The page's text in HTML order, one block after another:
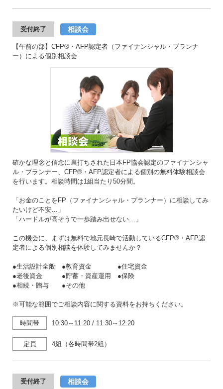
受付終了 相談会
【午前の部】CFP®・AFP認定者（ファイナンシャル・プランナ
ー）による個別相談会
確かな理念と信念に裏打ちされた日本FP協会認定のファイナンシャ
ル・プランナー、CFP®・AFP認定者による個別の無料体験相談会
を行います。相談時間は1組当たり50分間。
「お金のことをFP（ファイナンシャル・プランナー）に相談してみ
たいけど不安…」
「ハードルが高そうで一歩踏み出せない…」
この機会に、まずは無料で地元長崎で活動しているCFP®・AFP認
定者による個別相談を体験してみませんか？
●生活設計全般 ●教育資金 ●住宅資金
●老後資金 ●貯蓄・資産運用 ●保険
●相続・贈与 ●その他
※可能な範囲でご相談内容に関する資料をお持ちください。
時間帯 10:30～11:20 / 11:30～12:20
定員 4組（各時間帯2組）
受付終了 相談会